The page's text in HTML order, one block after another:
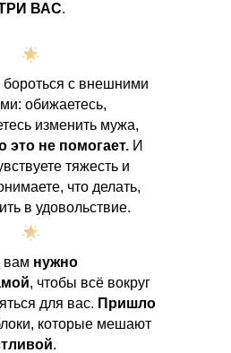
ВАС.
бороться с внешними
обижаетесь,
изменить мужа,
это не помогает. И
тяжесть и
что делать,
в удовольствие.
вам нужно
, чтобы всё вокруг
для вас. Пришло
которые мешают
.